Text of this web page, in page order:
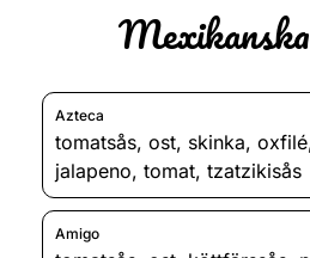
Azteca
tomatsås, ost, skinka, oxfilé
jalapeno, tomat, tzatzikisås
Amigo